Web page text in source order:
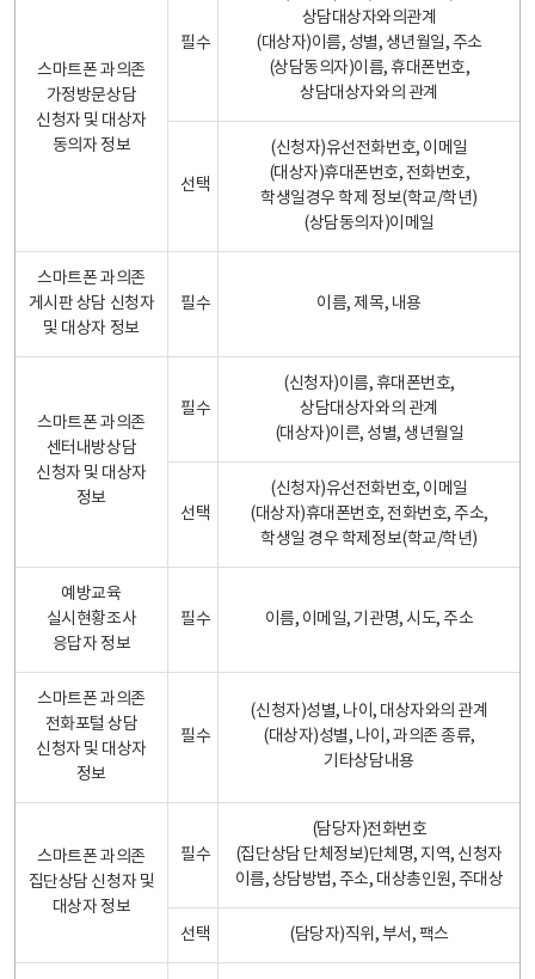
스마트폰 과의존
가정방문상담
신청자 및 대상자
동의자 정보
필수
상담대상자와의관계
(대상자)이름, 성별, 생년월일, 주소
(상담동의자)이름, 휴대폰번호,
상담대상자와의 관계
선택
(신청자)유선전화번호, 이메일
(대상자)휴대폰번호, 전화번호,
학생일경우 학제 정보(학교/학년)
(상담동의자)이메일
스마트폰 과의존
게시판 상담 신청자
및 대상자 정보
필수 이름, 제목, 내용
스마트폰 과의존
센터내방상담
신청자 및 대상자
정보
필수
(신청자)이름, 휴대폰번호,
상담대상자와의 관계
(대상자)이른, 성별, 생년월일
선택
(신청자)유선전화번호, 이메일
(대상자)휴대폰번호, 전화번호, 주소,
학생일 경우 학제정보(학교/학년)
예방교육
실시현황조사
응답자 정보
필수 이름, 이메일, 기관명, 시도, 주소
스마트폰 과의존
전화포털 상담
신청자 및 대상자
정보
필수
(신청자)성별, 나이, 대상자와의 관계
(대상자)성별, 나이, 과의존 종류,
기타상담내용
스마트폰 과의존
집단상담 신청자 및
대상자 정보
필수
(담당자)전화번호
(집단상담 단체정보)단체명, 지역, 신청자
이름, 상담방법, 주소, 대상총인원, 주대상
선택 (담당자)직위, 부서, 팩스